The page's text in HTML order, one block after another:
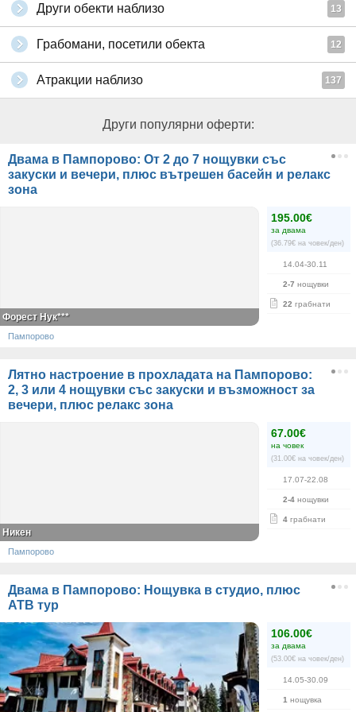
Други обекти наблизо 13
Грабомани, посетили обекта 12
Атракции наблизо 137
Други популярни оферти:
Двама в Пампорово: От 2 до 7 нощувки със
закуски и вечери, плюс вътрешен басейн и релакс
зона
195.00€
за двама
(36.79€ на човек/ден)
14.04-30.11
2-7 нощувки
22 грабнати
Форест Нук***
Пампорово
Лятно настроение в прохладата на Пампорово:
2, 3 или 4 нощувки със закуски и възможност за
вечери, плюс релакс зона
67.00€
на човек
(31.00€ на човек/ден)
17.07-22.08
2-4 нощувки
4 грабнати
Никен
Пампорово
Двама в Пампорово: Нощувка в студио, плюс
АТВ тур
106.00€
за двама
(53.00€ на човек/ден)
14.05-30.09
1 нощувка